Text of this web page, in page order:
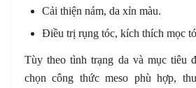
Cải thiện nám, da xỉn màu.
Điều trị rụng tóc, kích thích mọc
Tùy theo tình trạng da và mục tiêu
chọn công thức meso phù hợp,